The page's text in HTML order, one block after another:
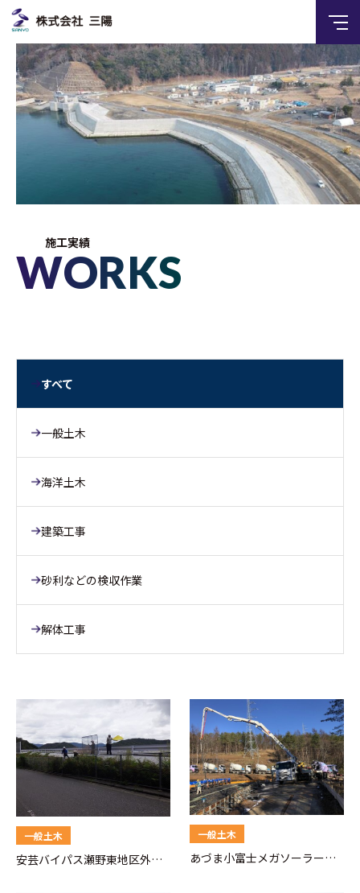
施工実績
WORKS
すべて
一般土木
海洋土木
建築工事
砂利などの検収作業
解体工事
一般土木
安芸バイパス瀬野東地区外整
一般土木
あづま小富士メガソーラー造